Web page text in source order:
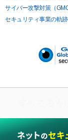
宜しくお願いし
岡山県習字展覧
山陽新聞社書道
[タイコをたたく
クラスの皆と原
（縦4ⅿ×横8ⅿ)
読売新聞に掲載
サイバー攻撃対策（
セキュリティ事業の軌跡